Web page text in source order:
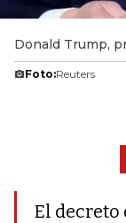
Donald Trump,
Foto:Reuters
El decreto